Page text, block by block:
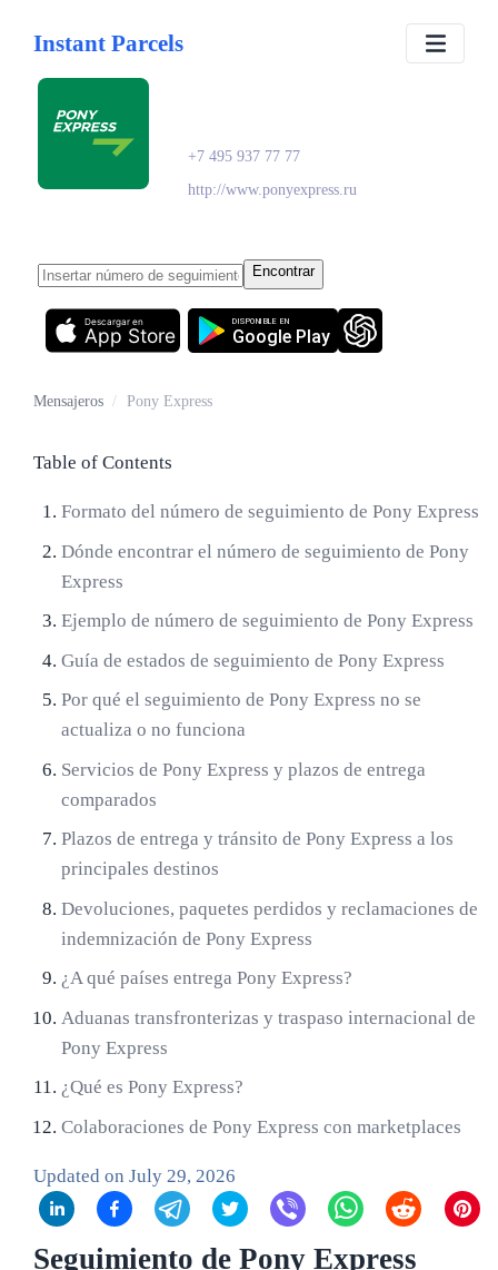
Instant Parcels
+7 495 937 77 77
http://www.ponyexpress.ru
Encontrar
App Store
Descargar en
Google Play
DISPONIBLE EN
Mensajeros / Pony Express
Table of Contents
Formato del número de seguimiento de Pony Express
Dónde encontrar el número de seguimiento de Pony
Express
Ejemplo de número de seguimiento de Pony Express
Guía de estados de seguimiento de Pony Express
Por qué el seguimiento de Pony Express no se
actualiza o no funciona
Servicios de Pony Express y plazos de entrega
comparados
Plazos de entrega y tránsito de Pony Express a los
principales destinos
Devoluciones, paquetes perdidos y reclamaciones de
indemnización de Pony Express
¿A qué países entrega Pony Express?
Aduanas transfronterizas y traspaso internacional de
Pony Express
¿Qué es Pony Express?
Colaboraciones de Pony Express con marketplaces
Updated on July 29, 2026
Seguimiento de Pony Express